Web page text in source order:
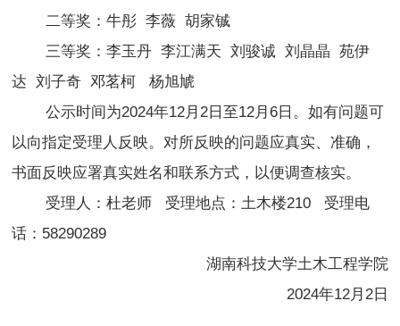
二等奖：牛彤 李薇 胡家铖
三等奖：李玉丹 李江满天 刘骏诚 刘晶晶 苑伊
达 刘子奇 邓茗柯 杨旭虓
公示时间为2024年12月2日至12月6日。如有问题可
以向指定受理人反映。对所反映的问题应真实、准确，
书面反映应署真实姓名和联系方式，以便调查核实。
受理人：杜老师 受理地点：土木楼210 受理电
话：58290289
湖南科技大学土木工程学院
2024年12月2日